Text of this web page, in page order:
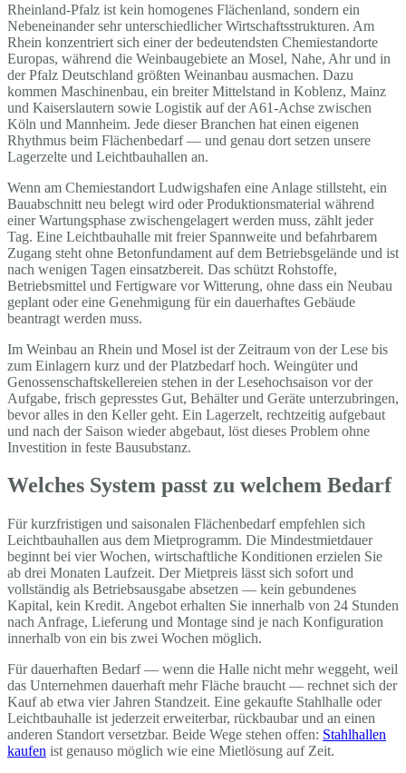
Rheinland-Pfalz ist kein homogenes Flächenland, sondern ein
Nebeneinander sehr unterschiedlicher Wirtschaftsstrukturen. Am
Rhein konzentriert sich einer der bedeutendsten Chemiestandorte
Europas, während die Weinbaugebiete an Mosel, Nahe, Ahr und in
der Pfalz Deutschland größten Weinanbau ausmachen. Dazu
kommen Maschinenbau, ein breiter Mittelstand in Koblenz, Mainz
und Kaiserslautern sowie Logistik auf der A61-Achse zwischen
Köln und Mannheim. Jede dieser Branchen hat einen eigenen
Rhythmus beim Flächenbedarf — und genau dort setzen unsere
Lagerzelte und Leichtbauhallen an.
Wenn am Chemiestandort Ludwigshafen eine Anlage stillsteht, ein
Bauabschnitt neu belegt wird oder Produktionsmaterial während
einer Wartungsphase zwischengelagert werden muss, zählt jeder
Tag. Eine Leichtbauhalle mit freier Spannweite und befahrbarem
Zugang steht ohne Betonfundament auf dem Betriebsgelände und ist
nach wenigen Tagen einsatzbereit. Das schützt Rohstoffe,
Betriebsmittel und Fertigware vor Witterung, ohne dass ein Neubau
geplant oder eine Genehmigung für ein dauerhaftes Gebäude
beantragt werden muss.
Im Weinbau an Rhein und Mosel ist der Zeitraum von der Lese bis
zum Einlagern kurz und der Platzbedarf hoch. Weingüter und
Genossenschaftskellereien stehen in der Lesehochsaison vor der
Aufgabe, frisch gepresstes Gut, Behälter und Geräte unterzubringen,
bevor alles in den Keller geht. Ein Lagerzelt, rechtzeitig aufgebaut
und nach der Saison wieder abgebaut, löst dieses Problem ohne
Investition in feste Bausubstanz.
Welches System passt zu welchem Bedarf
Für kurzfristigen und saisonalen Flächenbedarf empfehlen sich
Leichtbauhallen aus dem Mietprogramm. Die Mindestmietdauer
beginnt bei vier Wochen, wirtschaftliche Konditionen erzielen Sie
ab drei Monaten Laufzeit. Der Mietpreis lässt sich sofort und
vollständig als Betriebsausgabe absetzen — kein gebundenes
Kapital, kein Kredit. Angebot erhalten Sie innerhalb von 24 Stunden
nach Anfrage, Lieferung und Montage sind je nach Konfiguration
innerhalb von ein bis zwei Wochen möglich.
Für dauerhaften Bedarf — wenn die Halle nicht mehr weggeht, weil
das Unternehmen dauerhaft mehr Fläche braucht — rechnet sich der
Kauf ab etwa vier Jahren Standzeit. Eine gekaufte Stahlhalle oder
Leichtbauhalle ist jederzeit erweiterbar, rückbaubar und an einen
anderen Standort versetzbar. Beide Wege stehen offen: Stahlhallen
kaufen ist genauso möglich wie eine Mietlösung auf Zeit.